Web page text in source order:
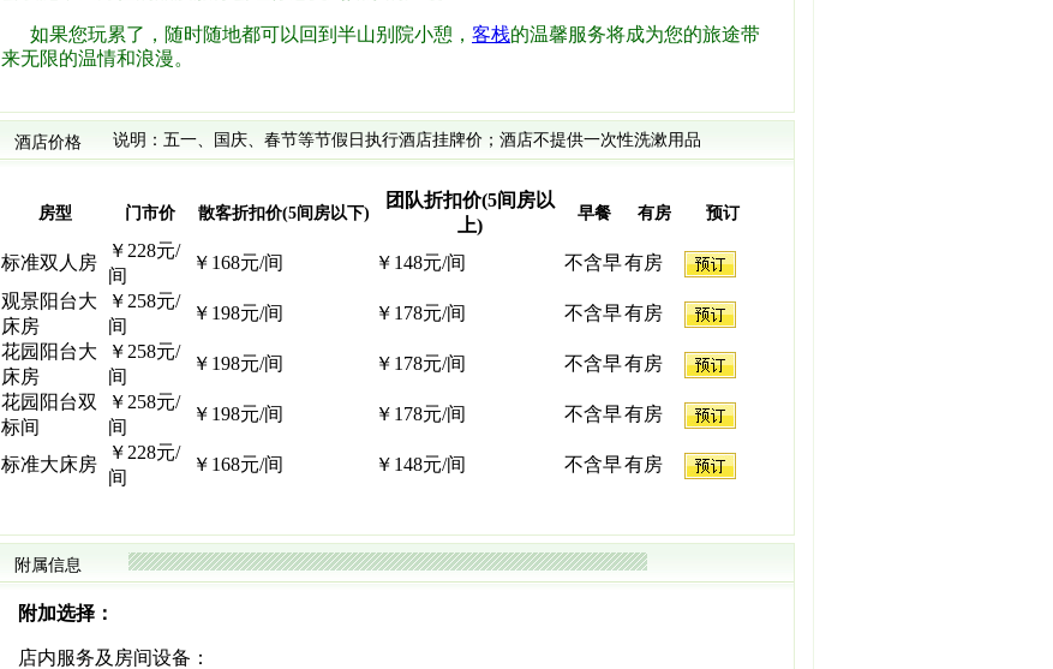
如果您玩累了，随时随地都可以回到半山别院小憩， 客栈的温馨服务将成为您的旅途带
来无限的温情和浪漫。
酒店价格 说明：五一、国庆、春节等节假日执行酒店挂牌价；酒店不提供一次性洗漱用品
房型 门市价 散客折扣价(5间房以下)
团队折扣价(5间房以
上)
早餐 有房 预订
标准双人房
￥228元/
间
￥168元/间 ￥148元/间 不含早有房
观景阳台大
床房
￥258元/
间
￥198元/间 ￥178元/间 不含早有房
花园阳台大
床房
￥258元/
间
￥198元/间 ￥178元/间 不含早有房
花园阳台双
标间
￥258元/
间
￥198元/间 ￥178元/间 不含早有房
标准大床房
￥228元/
间
￥168元/间 ￥148元/间 不含早有房
附属信息
附加选择：
店内服务及房间设备：